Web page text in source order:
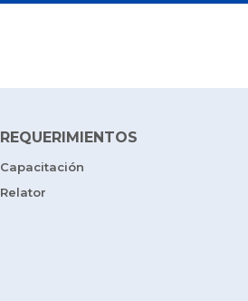
REQUERIMIENTOS
Capacitación
Relator